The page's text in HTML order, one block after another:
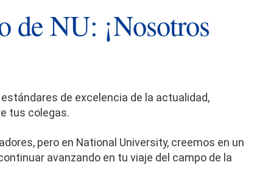
de NU: ¡Nosotros
de excelencia de la actualidad,
tus colegas.
pero en National University, creemos en un
avanzando en tu viaje del campo de la